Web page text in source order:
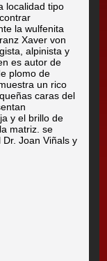
localidad tipo
la wulfenita
Xaver von
alpinista y
es autor de
plomo de
un rico
caras del
y el brillo de
matriz. se
Joan Viñals y